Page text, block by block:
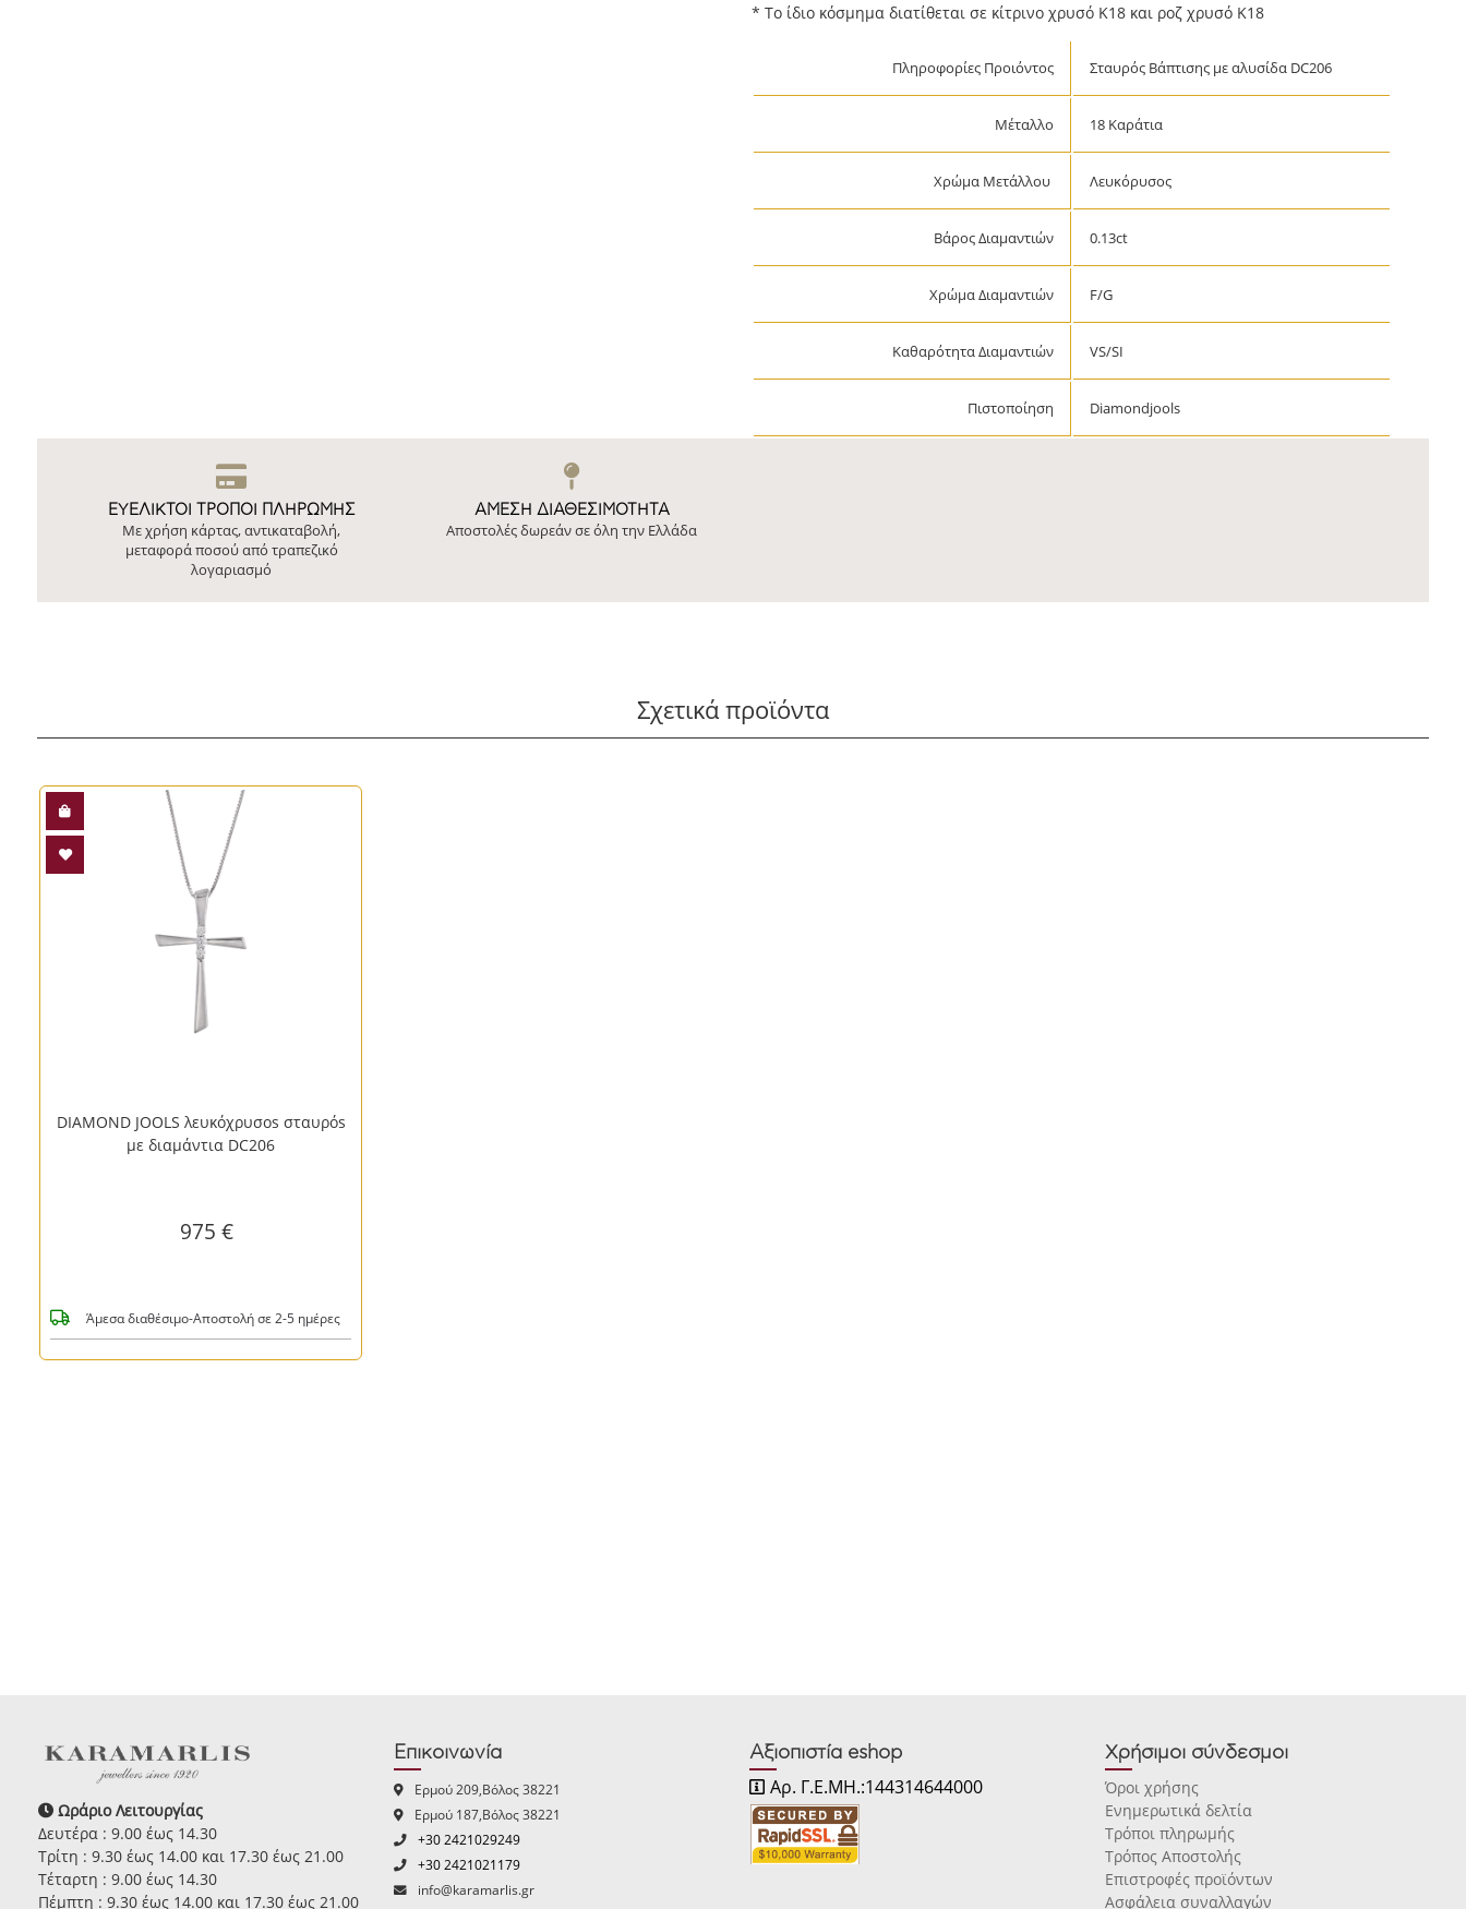
* Το ίδιο κόσμημα διατίθεται σε κίτρινο χρυσό Κ18 και ροζ χρυσό Κ18
Πληροφορίες Προιόντος Σταυρός Βάπτισης με αλυσίδα DC206
Μέταλλο 18 Καράτια
Χρώμα Μετάλλου Λευκόρυσος
Βάρος Διαμαντιών 0.13ct
Χρώμα Διαμαντιών F/G
Καθαρότητα Διαμαντιών VS/SI
Πιστοποίηση Diamondjools
ΕΥΕΛΙΚΤΟΙ ΤΡΟΠΟΙ ΠΛΗΡΩΜΗΣ
Με χρήση κάρτας, αντικαταβολή,
μεταφορά ποσού από τραπεζικό
λογαριασμό
ΆΜΕΣΗ ΔΙΑΘΕΣΙΜΌΤΗΤΑ
Αποστολές δωρεάν σε όλη την Ελλάδα
Σχετικά προϊόντα
DIAMOND JOOLS λευκόχρυσοs σταυρόs
με διαμάντια DC206
975 €
Άμεσα διαθέσιμο-Αποστολή σε 2-5 ημέρες
Ωράριο Λειτουργίας
Δευτέρα : 9.00 έως 14.30
Τρίτη : 9.30 έως 14.00 και 17.30 έως 21.00
Τέταρτη : 9.00 έως 14.30
Πέμπτη : 9.30 έως 14.00 και 17.30 έως 21.00
Επικοινωνία
Ερμού 209,Βόλος 38221
Ερμού 187,Βόλος 38221
+30 2421029249
+30 2421021179
info@karamarlis.gr
Αξιοπιστία eshop
Αρ. Γ.Ε.ΜΗ.:144314644000
Χρήσιμοι σύνδεσμοι
Όροι χρήσης
Ενημερωτικά δελτία
Τρόποι πληρωμής
Τρόπος Αποστολής
Επιστροφές προϊόντων
Ασφάλεια συναλλαγών